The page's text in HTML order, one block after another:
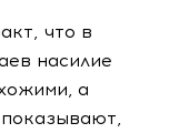
что в
насилие
а